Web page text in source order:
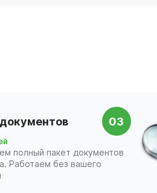
03
полный пакет документов
Работаем без вашего